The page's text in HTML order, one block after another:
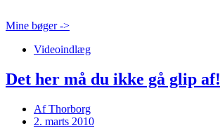
Mine bøger ->
Videoindlæg
Det her må du ikke gå glip af!
AfThorborg
2. marts 2010